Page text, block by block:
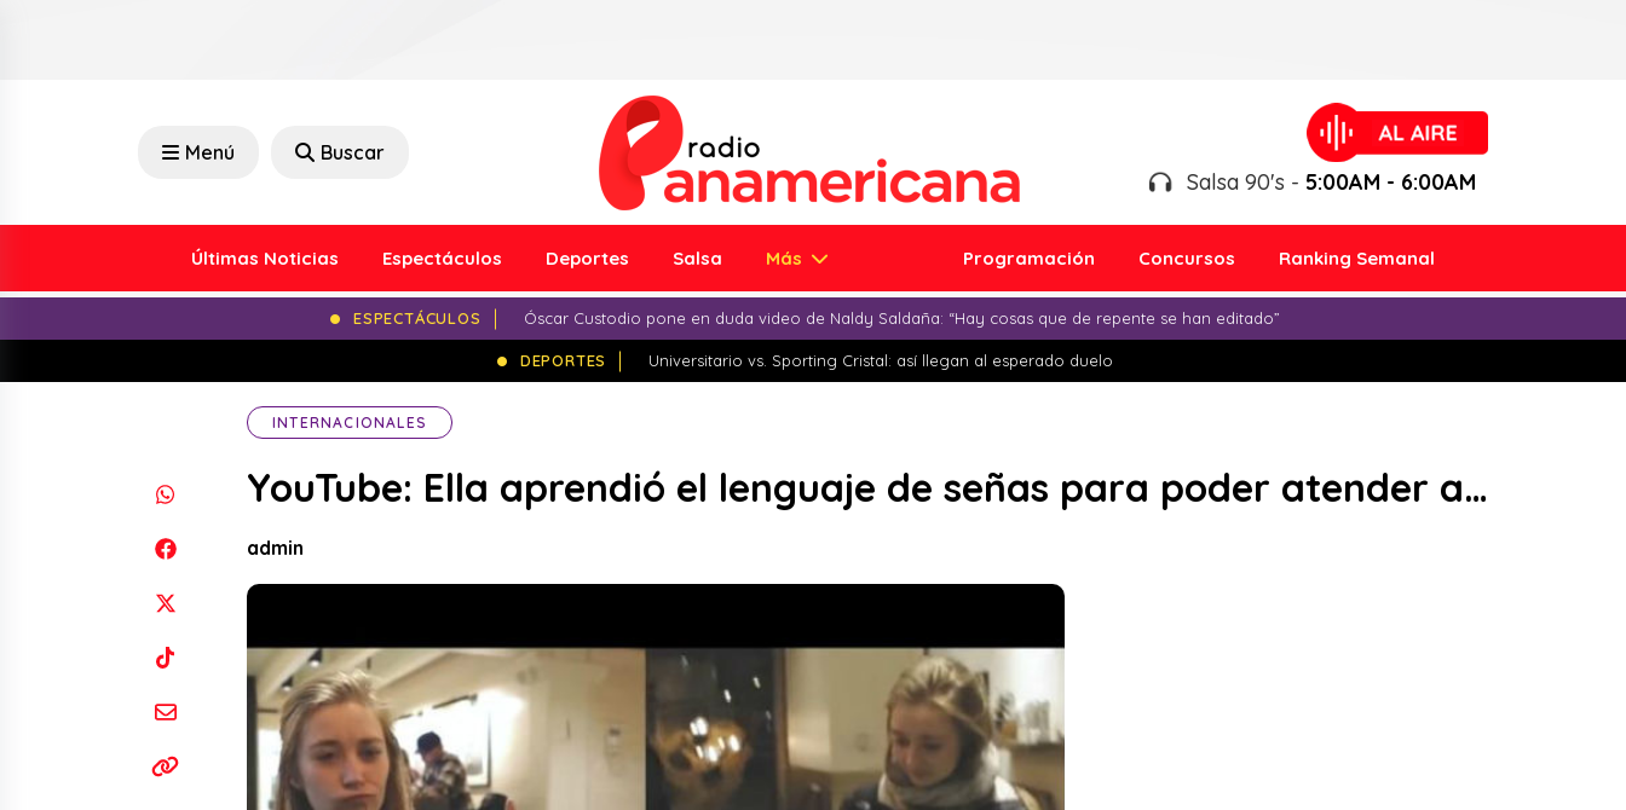
Menú Buscar
Salsa 90's - 5:00AM - 6:00AM
Últimas Noticias Espectáculos Deportes Salsa Más Programación Concursos Ranking Semanal
ESPECTÁCULOS Óscar Custodio pone en duda video de Naldy Saldaña: “Hay cosas que de repente se han editado”
DEPORTES Universitario vs. Sporting Cristal: así llegan al esperado duelo
INTERNACIONALES
YouTube: Ella aprendió el lenguaje de señas para poder atender a…
admin